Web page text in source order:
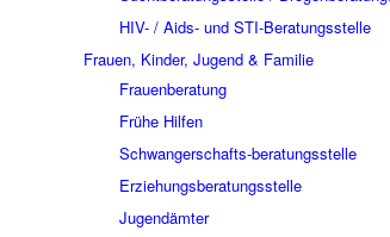
HIV- / Aids- und STI-Beratungsstelle
Frauen, Kinder, Jugend & Familie
Frauenberatung
Frühe Hilfen
Schwangerschafts-beratungsstelle
Erziehungsberatungsstelle
Jugendämter